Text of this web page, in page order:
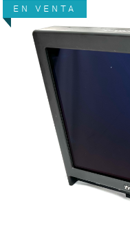
EN VENTA